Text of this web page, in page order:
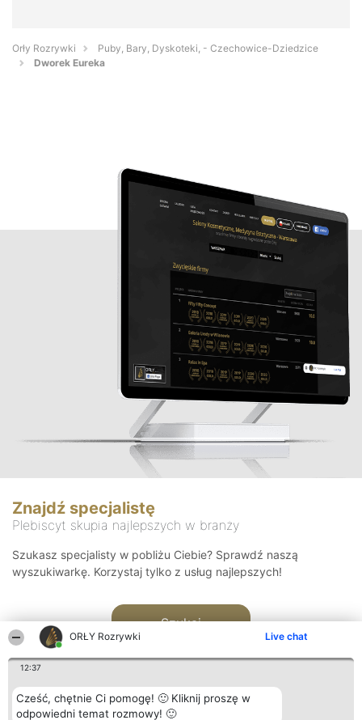
ORŁY Rozrywki Live chat
12:37
Cześć, chętnie Ci pomogę! 🙂 Kliknij proszę w
odpowiedni temat rozmowy! 🙂
Orły Rozrywki
Puby, Bary, Dyskoteki, - Czechowice-Dziedzice
Dworek Eureka
Znajdź specjalistę
Plebiscyt skupia najlepszych w branży
Szukasz specjalisty w pobliżu Ciebie? Sprawdź naszą
wyszukiwarkę. Korzystaj tylko z usług najlepszych!
Szukaj